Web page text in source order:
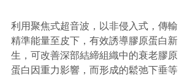
利用聚焦式超音波，以非侵入式，傳輸
精準能量至皮下，有效誘導膠原蛋白新
生，可改善深部結締組織中的衰老膠原
蛋白因重力影響，而形成的鬆弛下垂等